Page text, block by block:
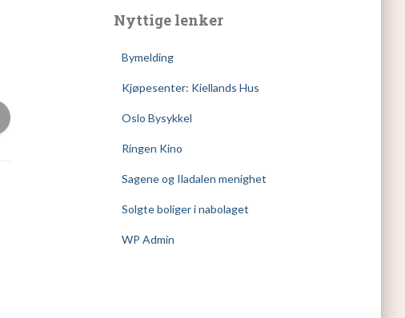
t
Nyttige lenker
Bymelding
Kjøpesenter: Kiellands Hus
Oslo Bysykkel
Ringen Kino
Sagene og Iladalen menighet
Solgte boliger i nabolaget
WP Admin